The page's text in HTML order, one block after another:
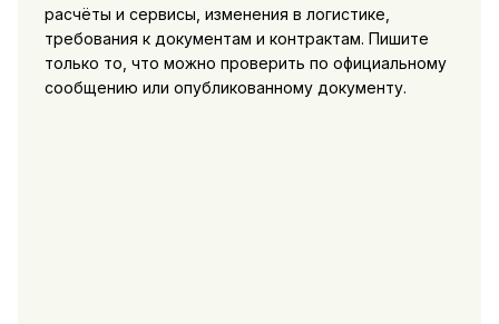
расчёты и сервисы, изменения в логистике,
требования к документам и контрактам. Пишите
только то, что можно проверить по официальному
сообщению или опубликованному документу.